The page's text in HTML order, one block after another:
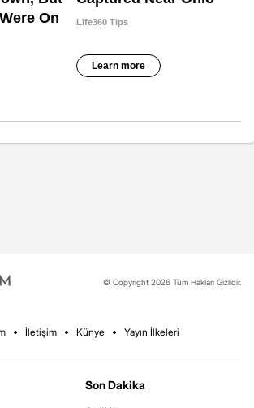
© Copyright 2026 Tüm Hakları Gizlidir.
İletişim Künye Yayın İlkeleri
Son Dakika